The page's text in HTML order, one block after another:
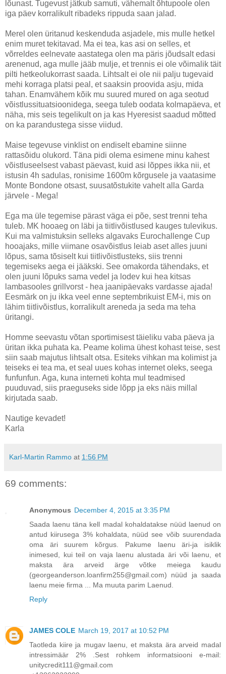
lõunast. Tugevust jätkub samuti, vähemalt õhtupoole olen
iga päev korralikult ribadeks rippuda saan jalad.
Merel olen üritanud keskenduda asjadele, mis mulle hetkel
enim muret tekitavad. Ma ei tea, kas asi on selles, et
võrreldes eelnevate aastatega olen ma päris jõudsalt edasi
arenenud, aga mulle jääb mulje, et trennis ei ole võimalik täit
pilti hetkeolukorrast saada. Lihtsalt ei ole nii palju tugevaid
mehi korraga platsi peal, et saaksin proovida asju, mida
tahan. Enamvähem kõik mu suured mured on aga seotud
võistlussituatsioonidega, seega tuleb oodata kolmapäeva, et
näha, mis seis tegelikult on ja kas Hyeresist saadud mõtted
on ka parandustega sisse viidud.
Maise tegevuse vinklist on endiselt ebamine siinne
rattasõidu olukord. Täna pidi olema esimene minu kahest
võistluseelsest vabast päevast, kuid asi lõppes ikka nii, et
istusin 4h sadulas, ronisime 1600m kõrgusele ja vaatasime
Monte Bondone otsast, suusatõstukite vahelt alla Garda
järvele - Mega!
Ega ma üle tegemise pärast väga ei põe, sest trenni teha
tuleb. MK hooaeg on läbi ja tiitlivõistlused kauges tulevikus.
Kui ma valmistuksin selleks algavaks Eurochallenge Cup
hooajaks, mille viimane osavõistlus leiab aset alles juuni
lõpus, sama tõsiselt kui tiitlivõistlusteks, siis trenni
tegemiseks aega ei jääkski. See omakorda tähendaks, et
olen juuni lõpuks sama vedel ja lodev kui hea kitsas
lambasooles grillvorst - hea jaanipäevaks vardasse ajada!
Eesmärk on ju ikka veel enne septembrikuist EM-i, mis on
lähim tiitlivõistlus, korralikult areneda ja seda ma teha
üritangi.
Homme seevastu võtan sportimisest täieliku vaba päeva ja
üritan ikka puhata ka. Peame kolima ühest kohast teise, sest
siin saab majutus lihtsalt otsa. Esiteks vihkan ma kolimist ja
teiseks ei tea ma, et seal uues kohas internet oleks, seega
funfunfun. Aga, kuna interneti kohta mul teadmised
puuduvad, siis praeguseks side lõpp ja eks näis millal
kirjutada saab.
Nautige kevadet!
Karla
Karl-Martin Rammo at 1:56 PM
69 comments:
Anonymous December 4, 2015 at 3:35 PM
Saada laenu täna kell madal kohaldatakse nüüd laenud on
antud kiirusega 3% kohaldata, nüüd see võib suurendada
oma äri suurem kõrgus. Pakume laenu äri-ja isiklik
inimesed, kui teil on vaja laenu alustada äri või laenu, et
maksta ära arveid ärge võtke meiega kaudu
(georgeanderson.loanfirm255@gmail.com) nüüd ja saada
laenu meie firma ... Ma muuta parim Laenud.
Reply
JAMES COLE March 19, 2017 at 10:52 PM
Taotleda kiire ja mugav laenu, et maksta ära arveid madal
intressimäär 2% .Sest rohkem informatsiooni e-mail:
unitycredit111@gmail.com